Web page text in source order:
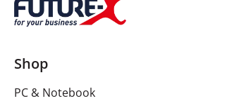
Kompatibilität
Spezifikationen
Shop
PC & Notebook